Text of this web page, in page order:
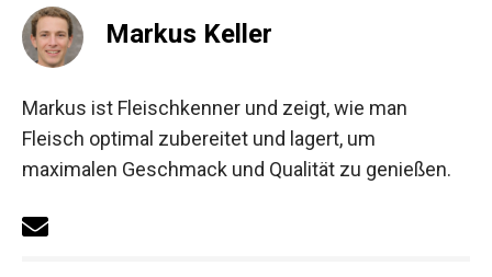
Markus Keller
Markus ist Fleischkenner und zeigt, wie man
Fleisch optimal zubereitet und lagert, um
maximalen Geschmack und Qualität zu genießen.